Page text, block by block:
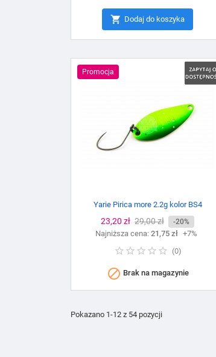
 Dodaj do koszyka
Promocja
Yarie Pirica more 2.2g kolor BS4
Cena
23,20 zł Cena
podstawowa
29,00 zł -20%
Najniższa cena: 21,75 zł +7%
(0)
 Brak na magazynie
Pokazano 1-12 z 54 pozycji